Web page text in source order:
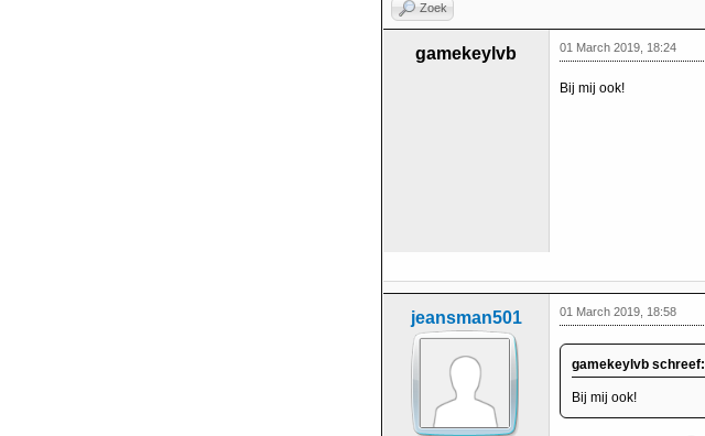
Zoek
gamekeylvb 01 March 2019, 18:24
Bij mij ook!
jeansman501 01 March 2019, 18:58
gamekeylvb schreef:
Bij mij ook!